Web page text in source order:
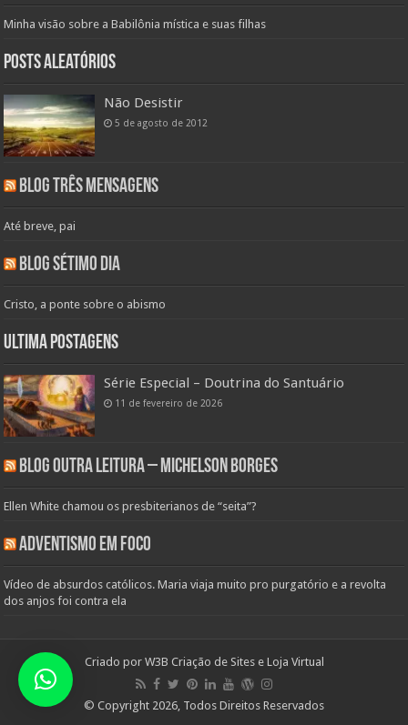
Minha visão sobre a Babilônia mística e suas filhas
Posts aleatórios
Não Desistir
5 de agosto de 2012
Blog Três Mensagens
Até breve, pai
Blog Sétimo Dia
Cristo, a ponte sobre o abismo
Ultima Postagens
Série Especial – Doutrina do Santuário
11 de fevereiro de 2026
Blog Outra Leitura – Michelson Borges
Ellen White chamou os presbiterianos de “seita”?
Adventismo em Foco
Vídeo de absurdos católicos. Maria viaja muito pro purgatório e a revolta
dos anjos foi contra ela
Criado por W3B Criação de Sites e Loja Virtual
© Copyright 2026, Todos Direitos Reservados